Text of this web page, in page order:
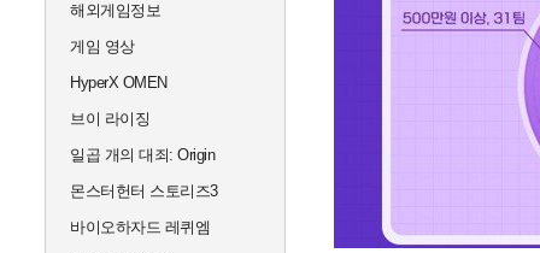
해외게임정보
게임 영상
HyperX OMEN
브이 라이징
일곱 개의 대죄: Origin
몬스터헌터 스토리즈3
바이오하자드 레퀴엠